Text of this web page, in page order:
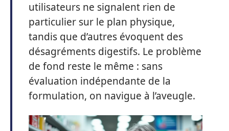
utilisateurs ne signalent rien de
particulier sur le plan physique,
tandis que d’autres évoquent des
désagréments digestifs. Le problème
de fond reste le même : sans
évaluation indépendante de la
formulation, on navigue à l’aveugle.